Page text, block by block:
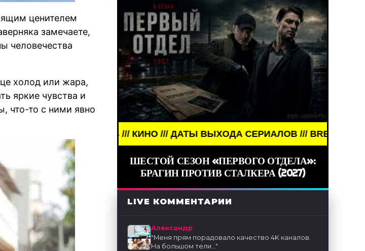
ценителем
замечаете,
человечества
холод или жара,
яркие чувства и
что-то с ними явно
NEWS /// КИНО /// ДАТЫ ВЫХОДА СЕРИАЛОВ /// BREAKING NEWS /// КИНО ///
ШЕСТОЙ СЕЗОН «ПЕРВОГО ОТДЕЛА»:
БРАГИН ПРОТИВ СТАЛКЕРА (2027)
LIVE КОММЕНТАРИИ
Александр
"Меня прям порадовало качество 4K каналов.
На большом тели..."